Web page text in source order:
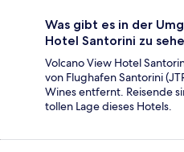
Was gibt es in der
Hotel Santorini zu
Volcano View Hotel
von Flughafen Santorini
Wines entfernt. Reisende
tollen Lage dieses Hotels.